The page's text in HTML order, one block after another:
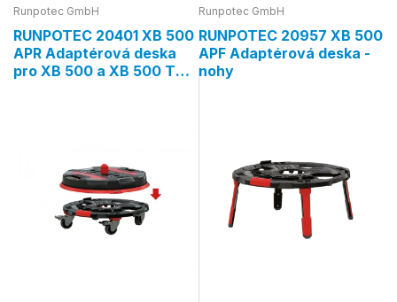
Runpotec GmbH
RUNPOTEC 20401 XB 500
APR Adaptérová deska
pro XB 500 a XB 500 T
Runpotec GmbH
RUNPOTEC 20957 XB 500
APF Adaptérová deska -
nohy